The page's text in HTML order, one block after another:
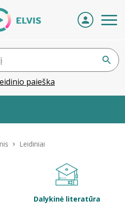
paieška
Leidiniai
Dalykinė literatūra